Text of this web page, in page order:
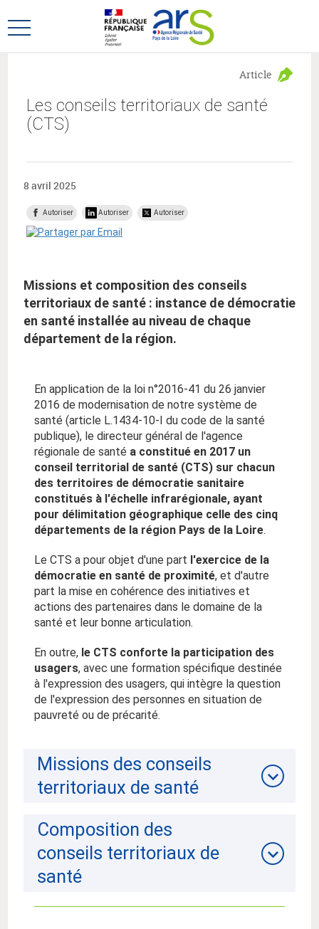
au
menu
au
contenu
Ouvrir
Les conseils territoriaux de santé
(CTS)
Article
8 avril 2025
Autoriser Autoriser Autoriser
Missions et composition des conseils
territoriaux de santé : instance de démocratie
en santé installée au niveau de chaque
département de la région.
En application de la loi n°2016-41 du 26 janvier
2016 de modernisation de notre système de
santé (article L.1434-10-I du code de la santé
publique), le directeur général de l'agence
régionale de santé a constitué en 2017 un
conseil territorial de santé (CTS) sur chacun
des territoires de démocratie sanitaire
constitués à l'échelle infrarégionale, ayant
pour délimitation géographique celle des cinq
départements de la région Pays de la Loire.
Le CTS a pour objet d'une part l'exercice de la
démocratie en santé de proximité, et d'autre
part la mise en cohérence des initiatives et
actions des partenaires dans le domaine de la
santé et leur bonne articulation.
En outre, le CTS conforte la participation des
usagers, avec une formation spécifique destinée
à l'expression des usagers, qui intègre la question
de l'expression des personnes en situation de
pauvreté ou de précarité.
Missions des conseils
territoriaux de santé
Composition des
conseils territoriaux de
santé